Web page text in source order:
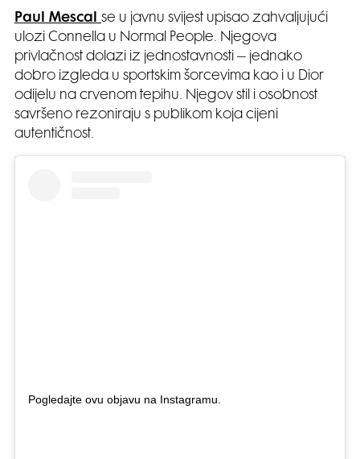
Paul Mescal se u javnu svijest upisao zahvaljujući
ulozi Connella u Normal People. Njegova
privlačnost dolazi iz jednostavnosti – jednako
dobro izgleda u sportskim šorcevima kao i u Dior
odijelu na crvenom tepihu. Njegov stil i osobnost
savršeno rezoniraju s publikom koja cijeni
autentičnost.
Pogledajte ovu objavu na Instagramu.